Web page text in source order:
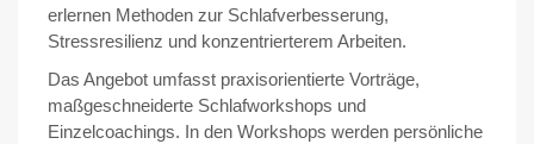
erlernen Methoden zur Schlafverbesserung,
Stressresilienz und konzentrierterem Arbeiten.
Das Angebot umfasst praxisorientierte Vorträge,
maßgeschneiderte Schlafworkshops und
Einzelcoachings. In den Workshops werden persönliche